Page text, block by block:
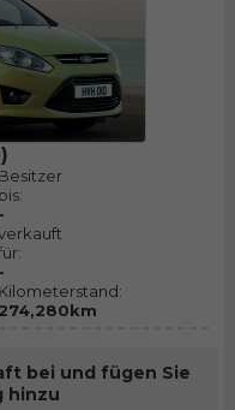
Besitzer
bis:
-
-
Kilometerstand:
274,280km
bei und fügen Sie
hinzu